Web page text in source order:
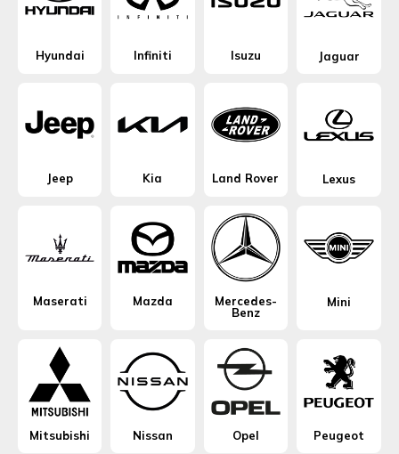
Hyundai Infiniti Isuzu Jaguar
Jeep Kia Land Rover Lexus
Maserati Mazda
Mercedes-
Benz
Mini
Mitsubishi Nissan Opel Peugeot